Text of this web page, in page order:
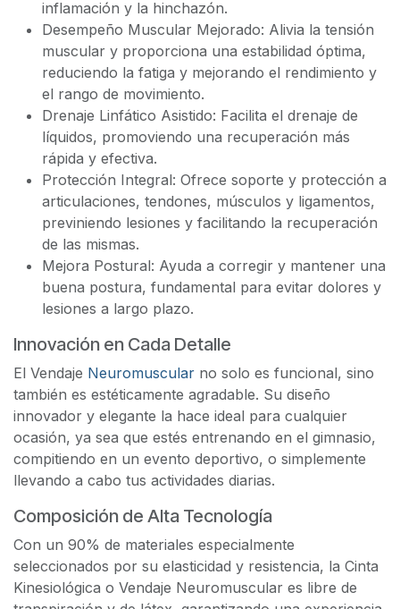
inflamación y la hinchazón.
Desempeño Muscular Mejorado: Alivia la tensión
muscular y proporciona una estabilidad óptima,
reduciendo la fatiga y mejorando el rendimiento y
el rango de movimiento.
Drenaje Linfático Asistido: Facilita el drenaje de
líquidos, promoviendo una recuperación más
rápida y efectiva.
Protección Integral: Ofrece soporte y protección a
articulaciones, tendones, músculos y ligamentos,
previniendo lesiones y facilitando la recuperación
de las mismas.
Mejora Postural: Ayuda a corregir y mantener una
buena postura, fundamental para evitar dolores y
lesiones a largo plazo.
Innovación en Cada Detalle
El Vendaje Neuromuscular no solo es funcional, sino
también es estéticamente agradable. Su diseño
innovador y elegante la hace ideal para cualquier
ocasión, ya sea que estés entrenando en el gimnasio,
compitiendo en un evento deportivo, o simplemente
llevando a cabo tus actividades diarias.
Composición de Alta Tecnología
Con un 90% de materiales especialmente
seleccionados por su elasticidad y resistencia, la Cinta
Kinesiológica o Vendaje Neuromuscular es libre de